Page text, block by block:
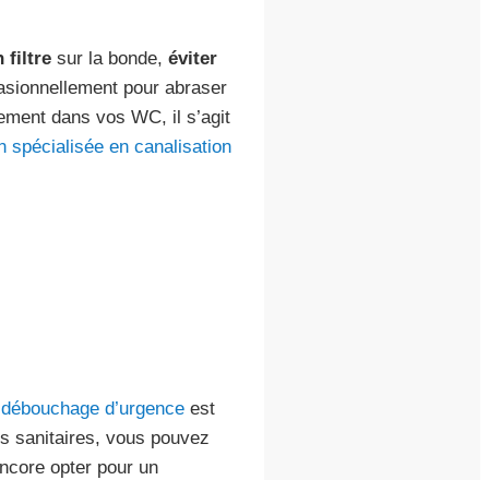
filtresur la bonde, éviter
pour abraser
dans vos WC, il s’agit
spécialisée en canalisation
débouchage d’urgenceest
sanitaires, vous pouvez
opter pour un